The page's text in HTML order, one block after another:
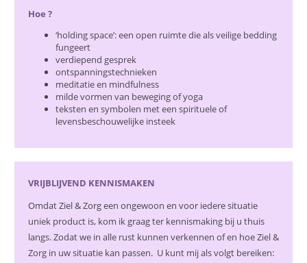
Hoe ?
‘holding space’: een open ruimte die als veilige bedding
fungeert
verdiepend gesprek
ontspanningstechnieken
meditatie en mindfulness
milde vormen van beweging of yoga
teksten en symbolen met een spirituele of
levensbeschouwelijke insteek
VRIJBLIJVEND KENNISMAKEN
Omdat Ziel & Zorg een ongewoon en voor iedere situatie
uniek product is, kom ik graag ter kennismaking bij u thuis
langs. Zodat we in alle rust kunnen verkennen of en hoe Ziel &
Zorg in uw situatie kan passen. U kunt mij als volgt bereiken: